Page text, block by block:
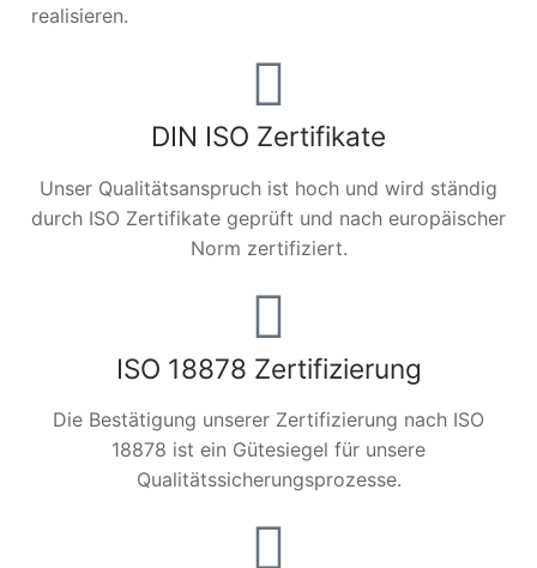
realisieren.
DIN ISO Zertifikate
Unser Qualitätsanspruch ist hoch und wird ständig
durch ISO Zertifikate geprüft und nach europäischer
Norm zertifiziert.
ISO 18878 Zertifizierung
Die Bestätigung unserer Zertifizierung nach ISO
18878 ist ein Gütesiegel für unsere
Qualitätssicherungsprozesse.